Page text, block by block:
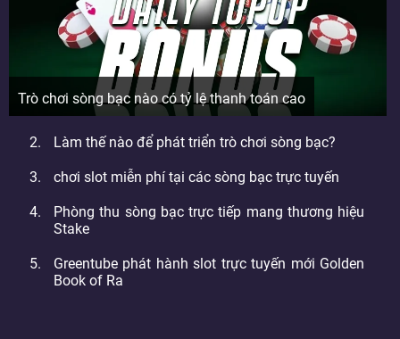
Trò chơi sòng bạc nào có tỷ lệ thanh toán cao
Làm thế nào để phát triển trò chơi sòng bạc?
chơi slot miễn phí tại các sòng bạc trực tuyến
Phòng thu sòng bạc trực tiếp mang thương hiệu
Stake
Greentube phát hành slot trực tuyến mới Golden
Book of Ra